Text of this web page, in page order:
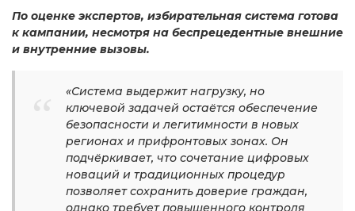
По оценке экспертов, избирательная система готова
к кампании, несмотря на беспрецедентные внешние
и внутренние вызовы.
«Система выдержит нагрузку, но
ключевой задачей остаётся обеспечение
безопасности и легитимности в новых
регионах и прифронтовых зонах. Он
подчёркивает, что сочетание цифровых
новаций и традиционных процедур
позволяет сохранить доверие граждан,
однако требует повышенного контроля